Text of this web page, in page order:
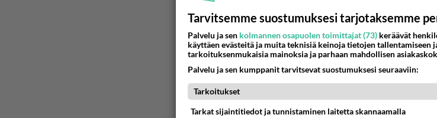
Minä taas käsitän oksentamiseksi tuon ap. n
Äänestä
Tarvitsemme suostumuksesi tarjotaksemme
Palvelu ja sen kolmannen osapuolen toimittajat (73) keräävät
käyttäen evästeitä ja muita teknisiä keinoja tietojen tallentamiseen
tarkoituksenmukaisia mainoksia ja parhaan mahdollisen
Palvelu ja sen kumppanit tarvitsevat suostumuksesi seuraaviin:
Tarkoitukset
Tarkat sijaintitiedot ja tunnistaminen laitetta skannaamalla